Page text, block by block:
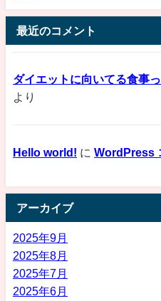
最近のコメント
ダイエットに向いてる食事
より
Hello world! に WordPress
アーカイブ
2025年9月
2025年8月
2025年7月
2025年6月